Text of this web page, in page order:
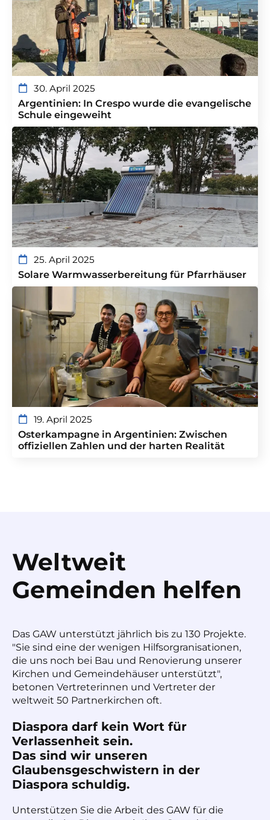
30. April 2025
Argentinien: In Crespo wurde die evangelische
Schule eingeweiht
25. April 2025
Solare Warmwasserbereitung für Pfarrhäuser
19. April 2025
Osterkampagne in Argentinien: Zwischen
offiziellen Zahlen und der harten Realität
Weltweit
Gemeinden helfen
Das GAW unterstützt jährlich bis zu 130 Projekte.
"Sie sind eine der wenigen Hilfsorgranisationen,
die uns noch bei Bau und Renovierung unserer
Kirchen und Gemeindehäuser unterstützt",
betonen Vertreterinnen und Vertreter der
weltweit 50 Partnerkirchen oft.
Diaspora darf kein Wort für
Verlassenheit sein.
Das sind wir unseren
Glaubensgeschwistern in der
Diaspora schuldig.
Unterstützen Sie die Arbeit des GAW für die